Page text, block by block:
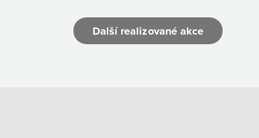
Další realizované akce